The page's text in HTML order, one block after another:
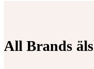
All Brands